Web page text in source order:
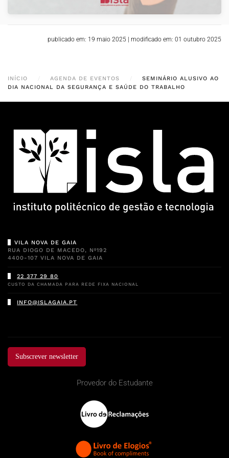
publicado em: 19 maio 2025 modificado em: 01 outubro 2025
INÍCIO AGENDA DE EVENTOS
SEMINÁRIO ALUSIVO AO
DIA NACIONAL DA SEGURANÇA E SAÚDE DO TRABALHO
VILA NOVA DE GAIA
RUA DIOGO DE MACEDO, Nº192
4400-107 VILA NOVA DE GAIA
22 377 29 80
CUSTO DA CHAMADA PARA REDE FIXA NACIONAL
INFO@ISLAGAIA.PT
Subscrever newsletter
Provedor do Estudante